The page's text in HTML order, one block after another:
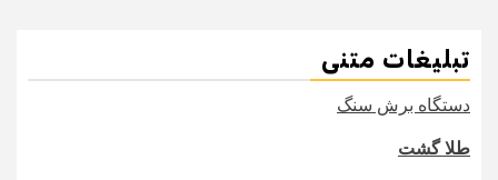
تبلیغات متنی
دستگاه برش سنگ
طلا گشت